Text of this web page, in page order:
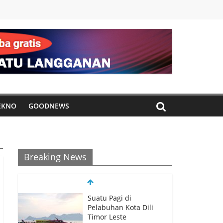
GOODNEWS
Breaking News
Suatu Pagi di
Pelabuhan Kota Dili
Timor Leste